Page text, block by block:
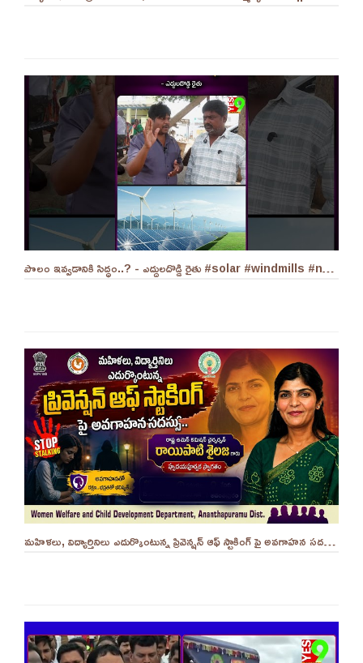
పొలం ఇవ్వడానికి సిద్ధం..? - ఎద్దులదొడ్డి రైతు #solar #windmills #naralokesh #solarenergy
మహిళలు, విద్యార్తినిలు ఎదుర్కొంటున్న ప్రివెన్షన్ ఆఫ్ స్టాకింగ్ పై అవగాహన సదస్సు.. - ||YES 9TV